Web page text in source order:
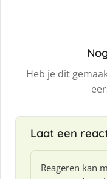
Heb je dit
Laat een
Reageren kan